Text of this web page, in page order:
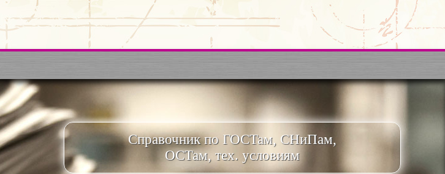
Справочник по ГОСТам, СНиПам,
ОСТам, тех. условиям